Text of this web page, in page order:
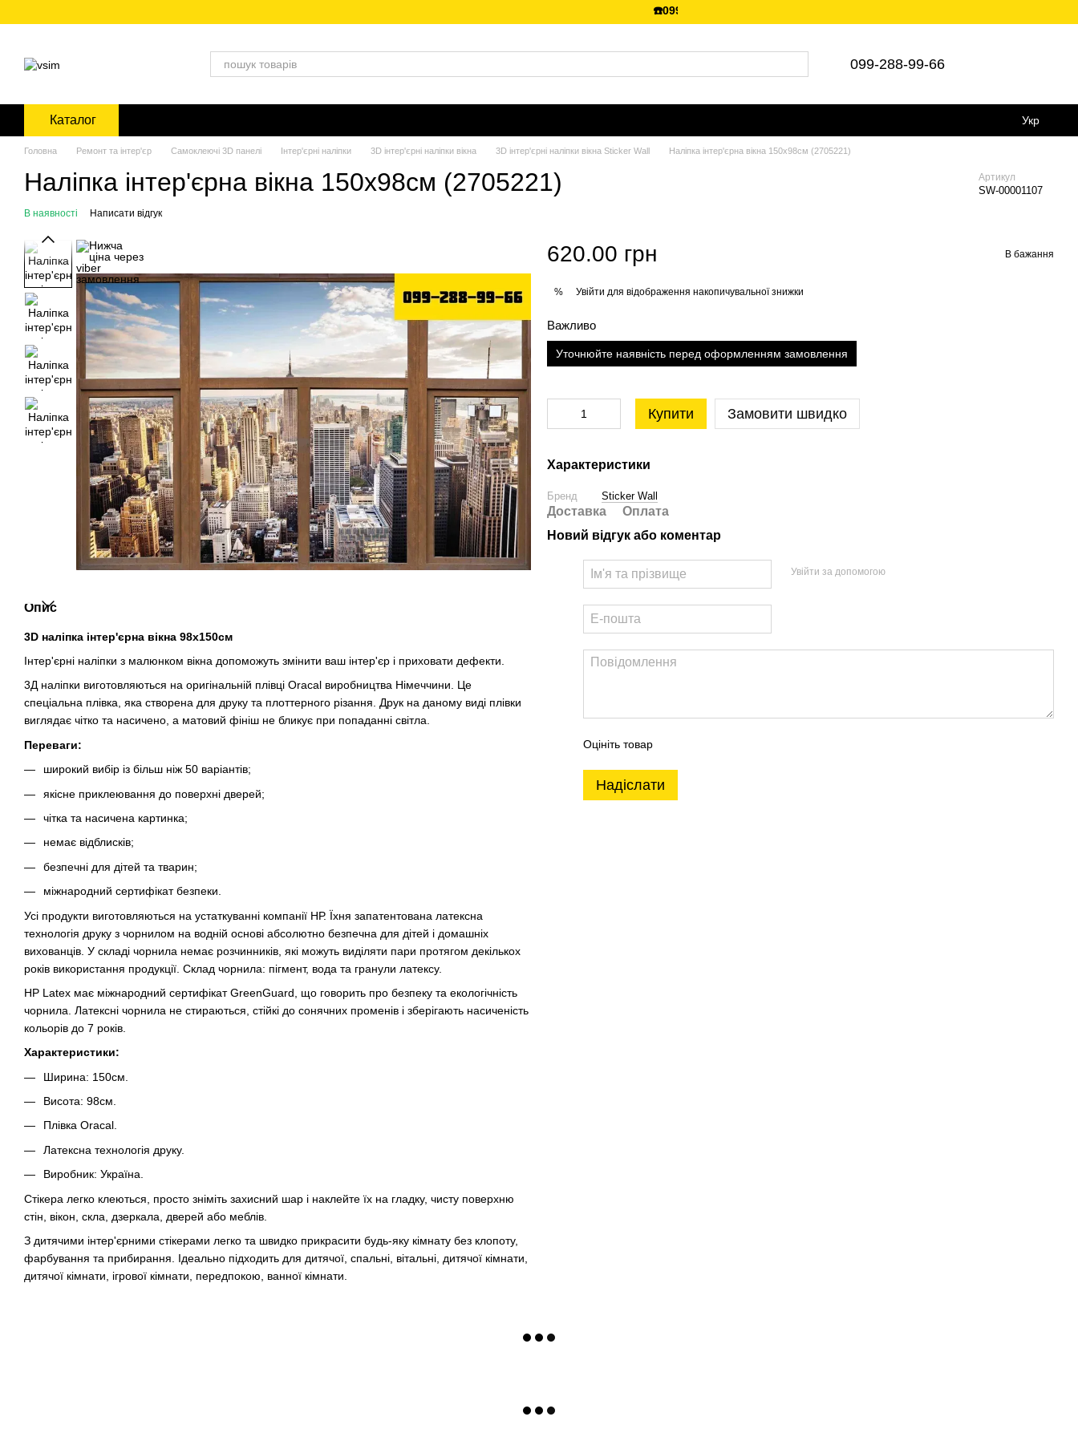
☎️099-288-99-66 💵Є післяплата 🚛Укр/Нова пошта
099-288-99-66
Каталог Укр
Головна Ремонт та інтер'єр Самоклеючі 3D панелі Інтер'єрні наліпки 3D інтер'єрні наліпки вікна 3D інтер'єрні наліпки вікна Sticker Wall Наліпка інтер'єрна вікна 150х98см (2705221)
Наліпка інтер'єрна вікна 150х98см (2705221) Артикул
SW-00001107
В наявності Написати відгук
Опис
3D наліпка інтер'єрна вікна 98х150см
Інтер'єрні наліпки з малюнком вікна допоможуть змінити ваш інтер'єр і приховати дефекти.
3Д наліпки виготовляються на оригінальній плівці Oracal виробництва Німеччини. Це
спеціальна плівка, яка створена для друку та плоттерного різання. Друк на даному виді плівки
виглядає чітко та насичено, а матовий фініш не бликує при попаданні світла.
Переваги:
широкий вибір із більш ніж 50 варіантів;
якісне приклеювання до поверхні дверей;
чітка та насичена картинка;
немає відблисків;
безпечні для дітей та тварин;
міжнародний сертифікат безпеки.
Усі продукти виготовляються на устаткуванні компанії НР. Їхня запатентована латексна
технологія друку з чорнилом на водній основі абсолютно безпечна для дітей і домашніх
вихованців. У складі чорнила немає розчинників, які можуть виділяти пари протягом декількох
років використання продукції. Склад чорнила: пігмент, вода та гранули латексу.
HP Latex має міжнародний сертифікат GreenGuard, що говорить про безпеку та екологічність
чорнила. Латексні чорнила не стираються, стійкі до сонячних променів і зберігають насиченість
кольорів до 7 років.
Характеристики:
Ширина: 150см.
Висота: 98см.
Плівка Oracal.
Латексна технологія друку.
Виробник: Україна.
Стікера легко клеються, просто зніміть захисний шар і наклейте їх на гладку, чисту поверхню
стін, вікон, скла, дзеркала, дверей або меблів.
З дитячими інтер'єрними стікерами легко та швидко прикрасити будь-яку кімнату без клопоту,
фарбування та прибирання. Ідеально підходить для дитячої, спальні, вітальні, дитячої кімнати,
дитячої кімнати, ігрової кімнати, передпокою, ванної кімнати.
620.00 грн В бажання
% Увійти для відображення накопичувальної знижки
Важливо
Уточнюйте наявність перед оформленням замовлення
Купити Замовити швидко
Характеристики
Бренд Sticker Wall
Доставка
Оплата
Новий відгук або коментар
Увійти за допомогою
Оцініть товар
Надіслати